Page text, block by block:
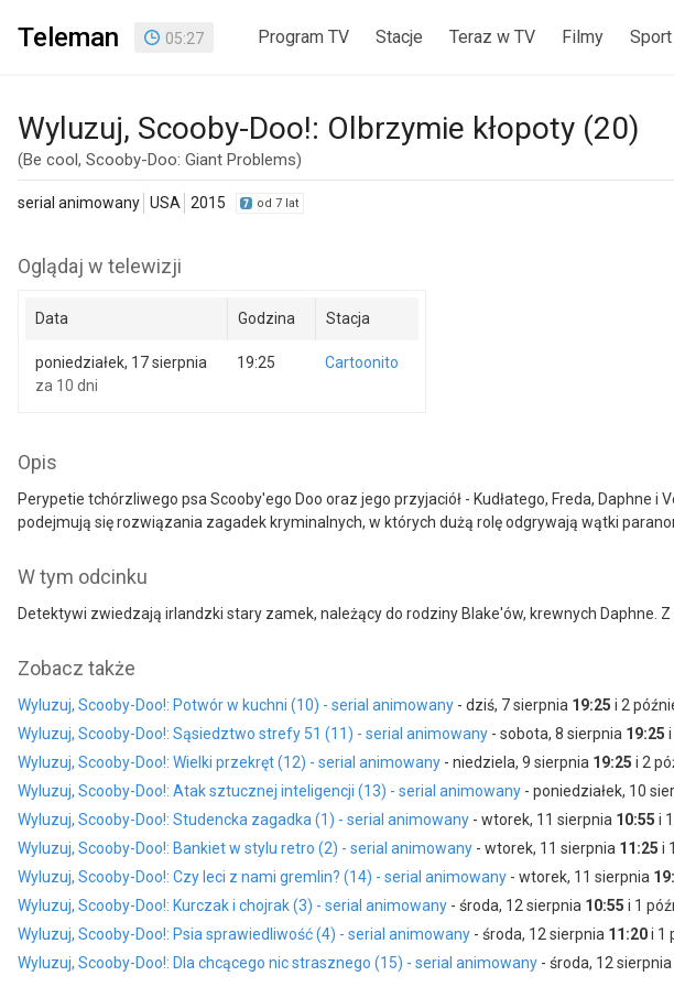
Teleman 05:27 Program TV Stacje Teraz w TV Filmy Sport
Wyluzuj, Scooby-Doo!: Olbrzymie kłopoty (20)
(Be cool, Scooby-Doo: Giant Problems)
serial animowany USA 2015 od 7 lat
Oglądaj w telewizji
Data Godzina Stacja
poniedziałek, 17 sierpnia
za 10 dni
19:25 Cartoonito
Opis
Perypetie tchórzliwego psa Scooby'ego Doo oraz jego przyjaciół - Kudłatego, Freda, Daphne
podejmują się rozwiązania zagadek kryminalnych, w których dużą rolę odgrywają wątki
W tym odcinku
Detektywi zwiedzają irlandzki stary zamek, należący do rodziny Blake'ów, krewnych Daphne.
Zobacz także
Wyluzuj, Scooby-Doo!: Potwór w kuchni (10) - serial animowany - dziś, 7 sierpnia 19:25 i 2
Wyluzuj, Scooby-Doo!: Sąsiedztwo strefy 51 (11) - serial animowany - sobota, 8 sierpnia 19:25
Wyluzuj, Scooby-Doo!: Wielki przekręt (12) - serial animowany - niedziela, 9 sierpnia 19:25 i 2
Wyluzuj, Scooby-Doo!: Atak sztucznej inteligencji (13) - serial animowany - poniedziałek, 10
Wyluzuj, Scooby-Doo!: Studencka zagadka (1) - serial animowany - wtorek, 11 sierpnia 10:55 i
Wyluzuj, Scooby-Doo!: Bankiet w stylu retro (2) - serial animowany - wtorek, 11 sierpnia 11:25 i
Wyluzuj, Scooby-Doo!: Czy leci z nami gremlin? (14) - serial animowany - wtorek, 11 sierpnia
Wyluzuj, Scooby-Doo!: Kurczak i chojrak (3) - serial animowany - środa, 12 sierpnia 10:55 i 1
Wyluzuj, Scooby-Doo!: Psia sprawiedliwość (4) - serial animowany - środa, 12 sierpnia 11:20i 1
Wyluzuj, Scooby-Doo!: Dla chcącego nic strasznego (15) - serial animowany - środa, 12 sierpnia